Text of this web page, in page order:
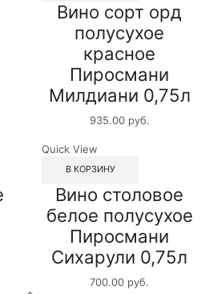
Вино сорт орд
полусухое
красное
Пиросмани
Милдиани 0,75л
935.00 руб.
Quick View
В КОРЗИНУ
Вино столовое
белое полусухое
Пиросмани
Сихарули 0,75л
700.00 руб.